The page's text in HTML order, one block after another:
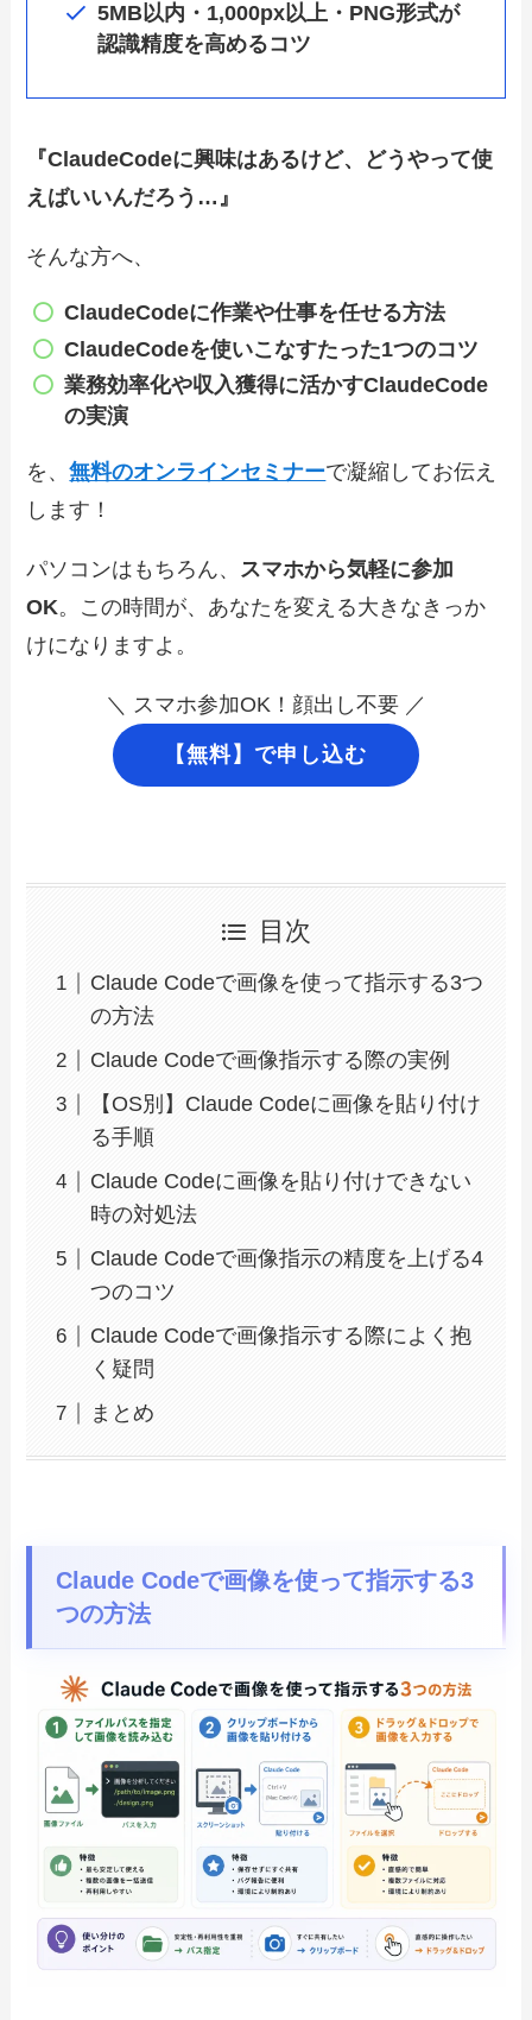
5MB以内・1,000px以上・PNG形式が
認識精度を高めるコツ
『ClaudeCodeに興味はあるけど、どうやって使
えばいいんだろう…』
そんな方へ、
ClaudeCodeに作業や仕事を任せる方法
ClaudeCodeを使いこなすたった1つのコツ
業務効率化や収入獲得に活かすClaudeCode
の実演
を、無料のオンラインセミナーで凝縮してお伝え
します！
パソコンはもちろん、 スマホから気軽に参加
OK。この時間が、あなたを変える大きなきっか
けになりますよ。
＼ スマホ参加OK！顔出し不要 ／
【無料】で申し込む
目次
Claude Codeで画像を使って指示する3つ
の方法
Claude Codeで画像指示する際の実例
【OS別】Claude Codeに画像を貼り付け
る手順
Claude Codeに画像を貼り付けできない
時の対処法
Claude Codeで画像指示の精度を上げる4
つのコツ
Claude Codeで画像指示する際によく抱
く疑問
まとめ
Claude Codeで画像を使って指示する3
つの方法